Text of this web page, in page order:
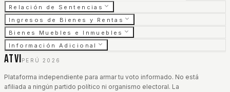
Relación de Sentencias
Ingresos de Bienes y Rentas
Bienes Muebles e Inmuebles
Información Adicional
ATVI PERÚ 2026
Plataforma independiente para armar tu voto informado. No está
afiliada a ningún partido político ni organismo electoral. La